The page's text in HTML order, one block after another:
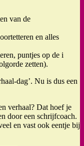
van de
en alles
puntjes op de i
zetten).
dag’. Nu is dus een
verhaal? Dat hoef je
door een schrijfcoach.
en vast ook eentje bij